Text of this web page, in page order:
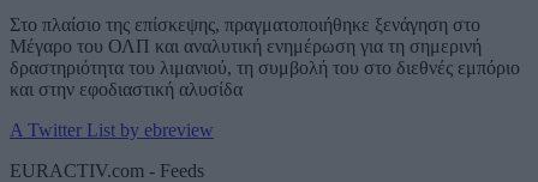
Στο πλαίσιο της επίσκεψης, πραγματοποιήθηκε ξενάγηση στο
Μέγαρο του ΟΛΠ και αναλυτική ενημέρωση για τη σημερινή
δραστηριότητα του λιμανιού, τη συμβολή του στο διεθνές εμπόριο
και στην εφοδιαστική αλυσίδα
A Twitter List by ebreview
EURACTIV.com - Feeds